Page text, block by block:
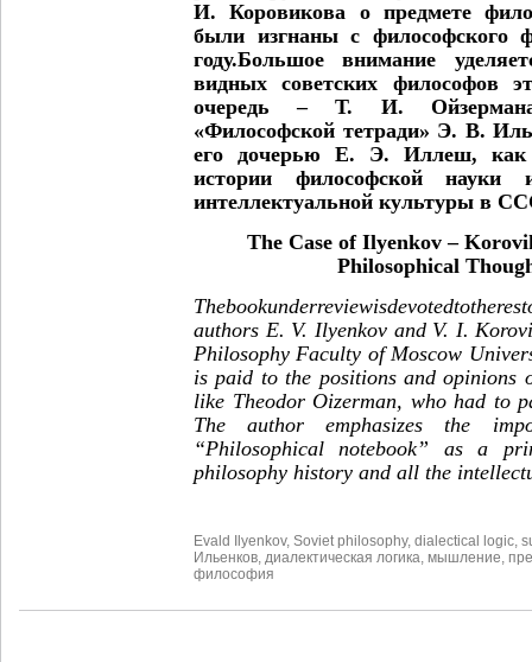
И. Коровикова о предмете
были изгнаны с философского
году.Большое внимание
видных советских философов
очередь – Т. И.
«Философской тетради» Э. В.
его дочерью Е. Э. Иллеш, как
истории философской науки
интеллектуальной культуры в
The Case of Ilyenkov –
Philosophical
Thebookunderreviewisdevotedtothe
authors E. V. Ilyenkov and V. I.
Philosophy Faculty of Moscow
is paid to the positions and opinions
like Theodor Oizerman, who had to
The author emphasizes the
“Philosophical notebook” as a
philosophy history and all the
Evald Ilyenkov, Soviet philosophy, dialectical logic
Ильенков диалектическая логика мышление
философия